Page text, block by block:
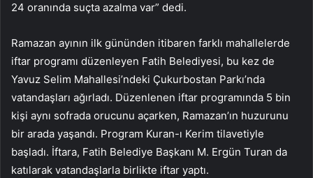
24 oranında suçta azalma var” dedi.
Ramazan ayının ilk gününden itibaren farklı mahallelerde
iftar programı düzenleyen Fatih Belediyesi, bu kez de
Yavuz Selim Mahallesi’ndeki Çukurbostan Parkı’nda
vatandaşları ağırladı. Düzenlenen iftar programında 5 bin
kişi aynı sofrada orucunu açarken, Ramazan’ın huzurunu
bir arada yaşandı. Program Kuran-ı Kerim tilavetiyle
başladı. İftara, Fatih Belediye Başkanı M. Ergün Turan da
katılarak vatandaşlarla birlikte iftar yaptı.